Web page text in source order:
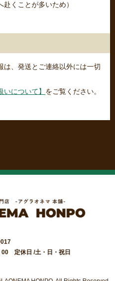
赴くことが多いため）
は、発送とご連絡以外には一切
いについて】 をご覧ください。
00 定休日 /土・日・祝日